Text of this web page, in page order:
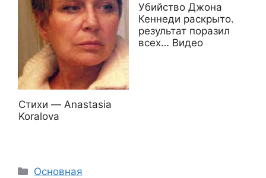
Стихи — Anastasia
Koralova
Убийство Джона
Кеннеди раскрыто.
результат поразил
всех… Видео
Рубрики
Основная